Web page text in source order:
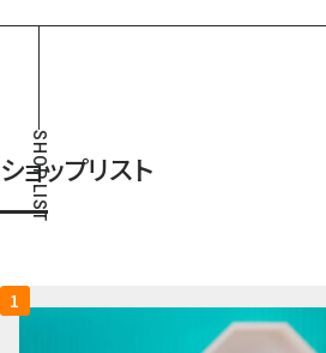
SHOP LIST
ショップリスト
1